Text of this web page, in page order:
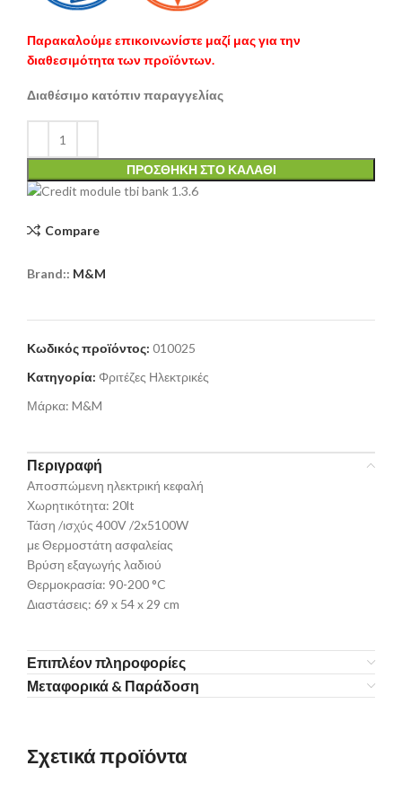
Παρακαλούμε επικοινωνίστε μαζί μας για την
διαθεσιμότητα των προϊόντων.
Διαθέσιμο κατόπιν παραγγελίας
ΠΡΟΣΘΉΚΗ ΣΤΟ ΚΑΛΆΘΙ
Compare
Brand:: M&M
Κωδικός προϊόντος: 010025
Κατηγορία: Φριτέζες Ηλεκτρικές
Μάρκα: M&M
Περιγραφή
Αποσπώμενη ηλεκτρική κεφαλή
Χωρητικότητα: 20lt
Τάση /ισχύς 400V /2x5100W
με Θερμοστάτη ασφαλείας
Βρύση εξαγωγής λαδιού
Θερμοκρασία: 90-200 °C
Διαστάσεις: 69 x 54 x 29 cm
Επιπλέον πληροφορίες
Μεταφορικά & Παράδοση
Σχετικά προϊόντα